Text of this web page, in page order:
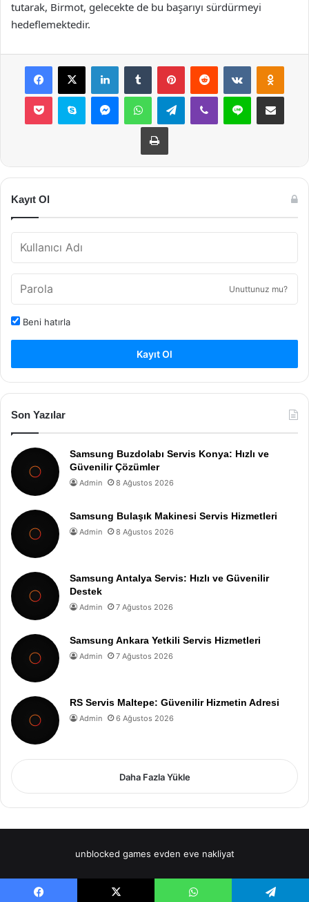
tutarak, Birmot, gelecekte de bu başarıyı sürdürmeyi
hedeflemektedir.
Facebook
X LinkedInTumblr PinterestReddit VKontakte
Pocket Skype MessengerWhatsAppTelegramViber Line E-Posta ile
Yazdır
Kayıt Ol
Unuttunuz mu?
Beni hatırla
Kayıt Ol
Son Yazılar
Samsung Buzdolabı Servis Konya: Hızlı ve
Güvenilir Çözümler
Admin 8 Ağustos 2026
Samsung Bulaşık Makinesi Servis Hizmetleri
Admin 8 Ağustos 2026
Samsung Antalya Servis: Hızlı ve Güvenilir
Destek
Admin 7 Ağustos 2026
Samsung Ankara Yetkili Servis Hizmetleri
Admin 7 Ağustos 2026
RS Servis Maltepe: Güvenilir Hizmetin Adresi
Admin 6 Ağustos 2026
Daha Fazla Yükle
unblocked games evden eve nakliyat